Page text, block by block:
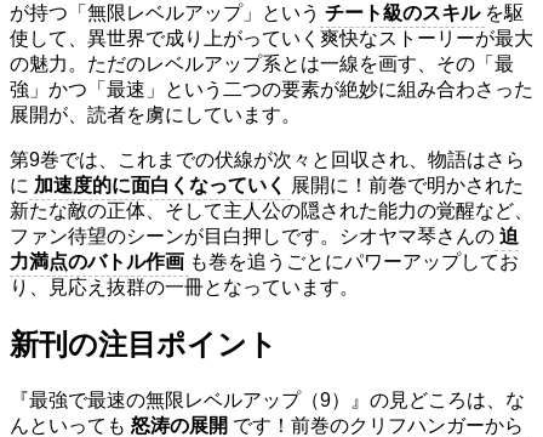
が持つ「無限レベルアップ」という チート級のスキル を駆
使して、異世界で成り上がっていく爽快なストーリーが最大
の魅力。ただのレベルアップ系とは一線を画す、その「最
強」かつ「最速」という二つの要素が絶妙に組み合わさった
展開が、読者を虜にしています。
第9巻では、これまでの伏線が次々と回収され、物語はさら
に 加速度的に面白くなっていく
展開に！前巻で明かされた
新たな敵の正体、そして主人公の隠された能力の覚醒など、
ファン待望のシーンが目白押しです。シオヤマ琴さんの 迫
力満点のバトル作画 も巻を追うごとにパワーアップしてお
り、見応え抜群の一冊となっています。
新刊の注目ポイント
『最強で最速の無限レベルアップ（9）』の見どころは、な
んといっても 怒涛の展開 です！前巻のクリフハンガーから